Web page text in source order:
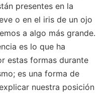
presentes en la
o en el iris de un ojo
a algo más grande.
es lo que ha
estas formas durante
es una forma de
nuestra posición